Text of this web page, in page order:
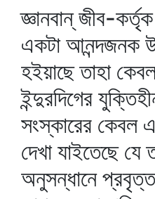
জ্ঞানবান্‌ জীব-
একটা আনন্দজনক
হইয়াছে তাহা
ইন্দুরদিগের
সংস্কারের
দেখা যাইতেছে যে
অনুসন্ধানে